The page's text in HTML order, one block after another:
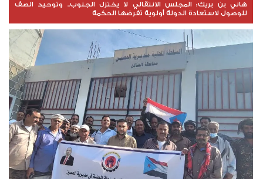
هاني بن بريك: المجلس الانتقالي لا يختزل الجنوب.. وتوحيد الصف
للوصول لاستعادة الدولة أولوية تفرضها الحكمة